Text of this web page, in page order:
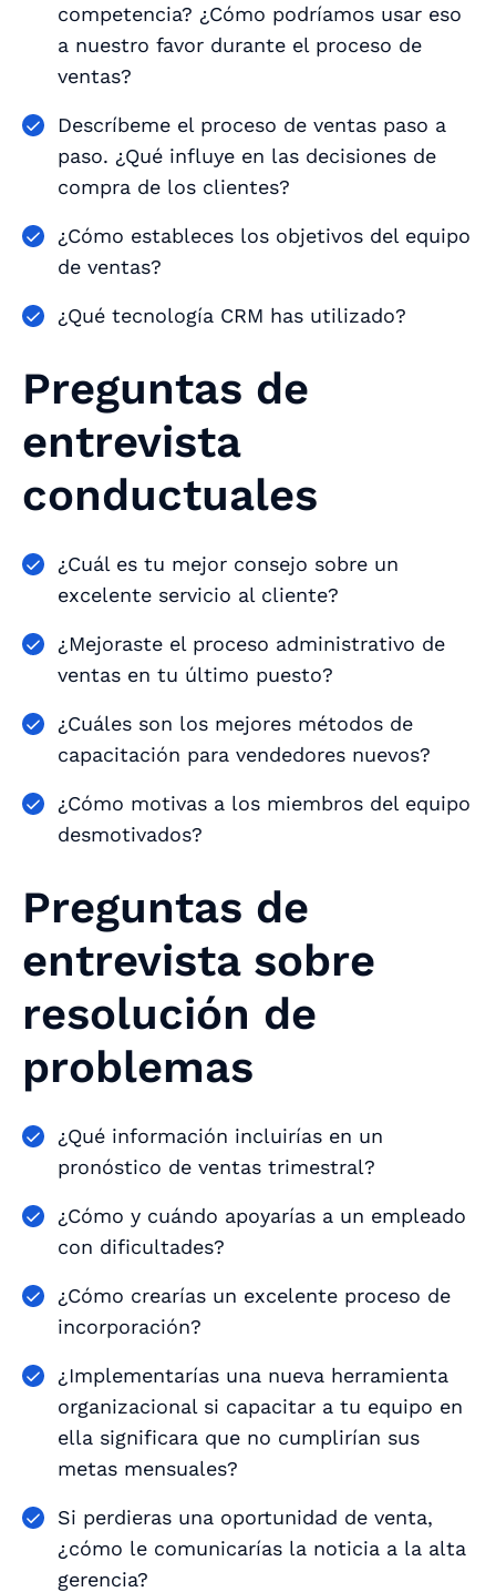
competencia? ¿Cómo podríamos usar eso
a nuestro favor durante el proceso de
ventas?
Descríbeme el proceso de ventas paso a
paso. ¿Qué influye en las decisiones de
compra de los clientes?
¿Cómo estableces los objetivos del equipo
de ventas?
¿Qué tecnología CRM has utilizado?
Preguntas de
entrevista
conductuales
¿Cuál es tu mejor consejo sobre un
excelente servicio al cliente?
¿Mejoraste el proceso administrativo de
ventas en tu último puesto?
¿Cuáles son los mejores métodos de
capacitación para vendedores nuevos?
¿Cómo motivas a los miembros del equipo
desmotivados?
Preguntas de
entrevista sobre
resolución de
problemas
¿Qué información incluirías en un
pronóstico de ventas trimestral?
¿Cómo y cuándo apoyarías a un empleado
con dificultades?
¿Cómo crearías un excelente proceso de
incorporación?
¿Implementarías una nueva herramienta
organizacional si capacitar a tu equipo en
ella significara que no cumplirían sus
metas mensuales?
Si perdieras una oportunidad de venta,
¿cómo le comunicarías la noticia a la alta
gerencia?